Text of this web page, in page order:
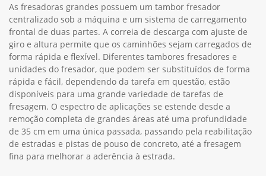
As fresadoras grandes possuem um tambor fresador
centralizado sob a máquina e um sistema de carregamento
frontal de duas partes. A correia de descarga com ajuste de
giro e altura permite que os caminhões sejam carregados de
forma rápida e flexível. Diferentes tambores fresadores e
unidades do fresador, que podem ser substituídos de forma
rápida e fácil, dependendo da tarefa em questão, estão
disponíveis para uma grande variedade de tarefas de
fresagem. O espectro de aplicações se estende desde a
remoção completa de grandes áreas até uma profundidade
de 35 cm em uma única passada, passando pela reabilitação
de estradas e pistas de pouso de concreto, até a fresagem
fina para melhorar a aderência à estrada.